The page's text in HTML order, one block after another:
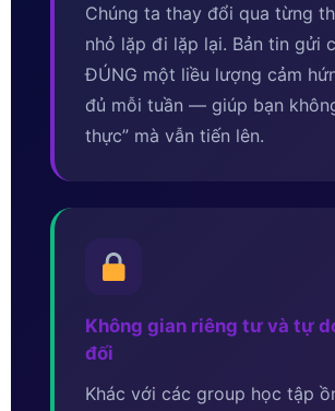
Chúng ta thay đổi qua từng
nhỏ lặp đi lặp lại. Bản tin gửi
ĐÚNG một liều lượng cảm
đủ mỗi tuần — giúp bạn
thực” mà vẫn tiến lên.
Không gian riêng tư và tự
đối
Khác với các group học tập